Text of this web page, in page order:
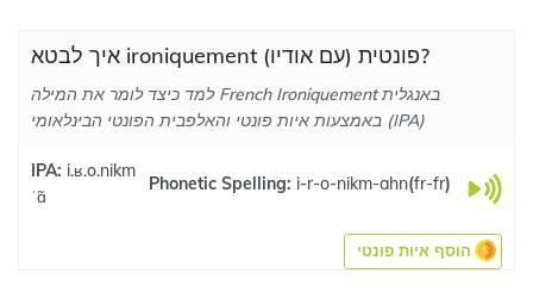
איך לבטא ironiquement פונטית (עם אודיו)?
למד כיצד לומר את המילה French Ironiquement באנגלית
באמצעות איות פונטי והאלפבית הפונטי הבינלאומי (IPA)
IPA: i.ʁ.o.nikm
ˈɑ̃
Phonetic Spelling: i-r-o-nikm-ahn(fr-fr)
הוסף איות פונטי